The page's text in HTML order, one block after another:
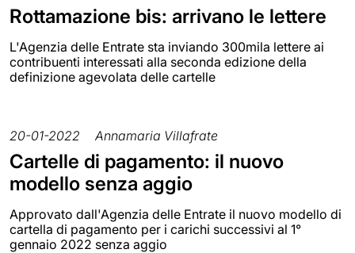
Rottamazione bis: arrivano le lettere
L'Agenzia delle Entrate sta inviando 300mila lettere ai
contribuenti interessati alla seconda edizione della
definizione agevolata delle cartelle
20-01-2022 Annamaria Villafrate
Cartelle di pagamento: il nuovo
modello senza aggio
Approvato dall'Agenzia delle Entrate il nuovo modello di
cartella di pagamento per i carichi successivi al 1°
gennaio 2022 senza aggio